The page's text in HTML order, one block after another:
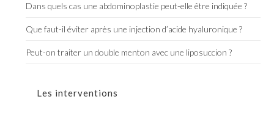
Dans quels cas une abdominoplastie peut-elle être indiquée ?
Que faut-il éviter après une injection d’acide hyaluronique ?
Peut-on traiter un double menton avec une liposuccion ?
Les interventions